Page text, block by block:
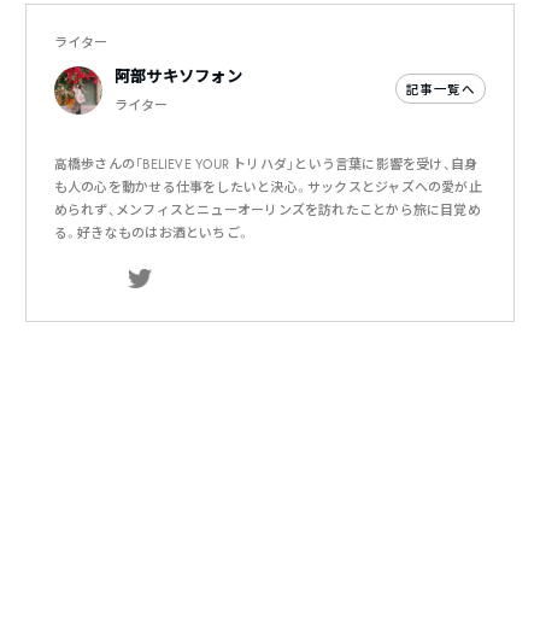
ライター
阿部サキソフォン
ライター
記事一覧へ
高橋歩さんの「BELIEVE YOUR トリハダ」という言葉に影響を受け、自身
も人の心を動かせる仕事をしたいと決心。サックスとジャズへの愛が止
められず、メンフィスとニューオーリンズを訪れたことから旅に目覚め
る。好きなものはお酒といちご。